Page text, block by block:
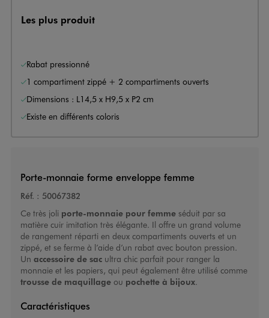
Les plus produit
Rabat pressionné
1 compartiment zippé + 2 compartiments ouverts
Dimensions : L14,5 x H9,5 x P2 cm
Existe en différents coloris
Porte-monnaie forme enveloppe femme
Réf. : 50067382
Ce très joli porte-monnaie pour femmeséduit par sa
matière cuir imitation très élégante. Il offre un grand volume
de rangement réparti en deux compartiments ouverts et un
zippé, et se ferme à l’aide d’un rabat avec bouton pression.
Un accessoire de sacultra chic parfait pour ranger la
monnaie et les papiers, qui peut également être utilisé comme
trousse de maquillageou pochette à bijoux.
Caractéristiques